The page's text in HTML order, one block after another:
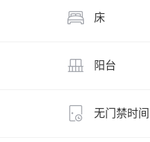
床
阳台
无门禁时间